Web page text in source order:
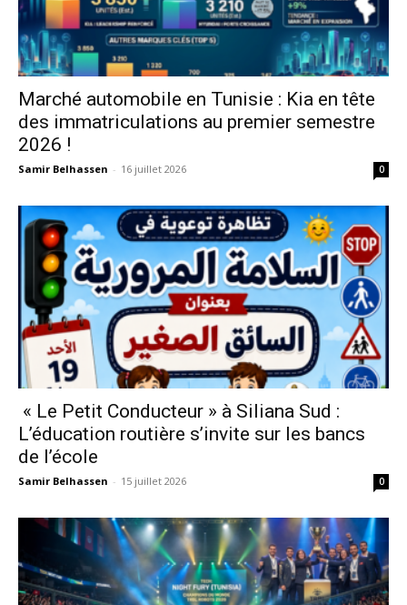
Marché automobile en Tunisie : Kia en tête
des immatriculations au premier semestre
2026 !
Samir Belhassen - 16 juillet 2026 0
« Le Petit Conducteur » à Siliana Sud :
L’éducation routière s’invite sur les bancs
de l’école
Samir Belhassen - 15 juillet 2026 0